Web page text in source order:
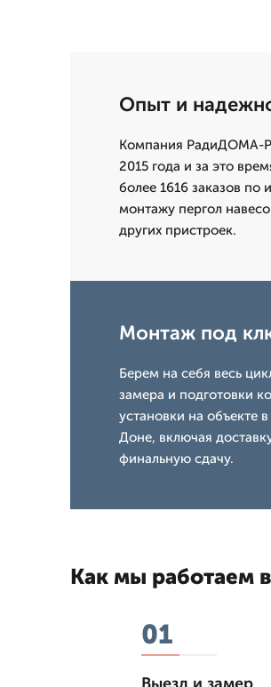
Опыт и
Компания РадиДОМА-
2015 года и за это
более 1616 заказов по
монтажу пергол
других пристроек.
Монтаж под
Берем на себя весь
замера и подготовки
установки на объекте
Доне, включая
финальную сдачу.
Как мы работаем в
01